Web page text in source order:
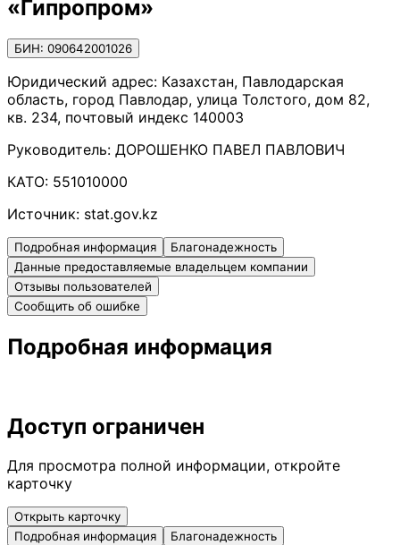
«Гипропром»
БИН: 090642001026
Юридический адрес: Казахстан, Павлодарская
область, город Павлодар, улица Толстого, дом 82,
кв. 234, почтовый индекс 140003
Руководитель: ДОРОШЕНКО ПАВЕЛ ПАВЛОВИЧ
КАТО: 551010000
Источник: stat.gov.kz
Подробная информация
Благонадежность
Данные предоставляемые владельцем компании
Отзывы пользователей
Сообщить об ошибке
Подробная информация
Доступ ограничен
Для просмотра полной информации, откройте
карточку
Открыть карточку
Подробная информация
Благонадежность